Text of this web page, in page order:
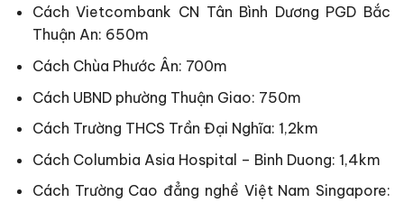
Cách Vietcombank CN Tân Bình Dương PGD Bắc
Thuận An: 650m
Cách Chùa Phước Ân: 700m
Cách UBND phường Thuận Giao: 750m
Cách Trường THCS Trần Đại Nghĩa: 1,2km
Cách Columbia Asia Hospital – Binh Duong: 1,4km
Cách Trường Cao đẳng nghề Việt Nam Singapore: